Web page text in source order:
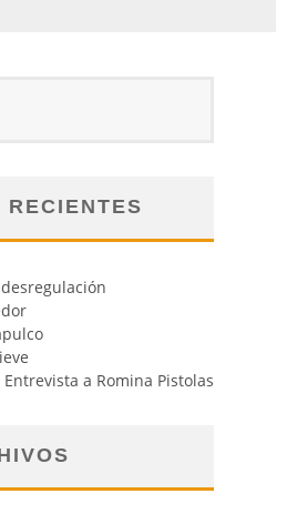
RECIENTES
Entrevista a Romina Pistolas